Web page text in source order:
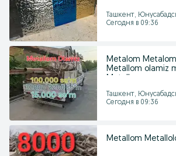
Ташкент,
Сегодня в 09:36
Metalom
Metallom olamiz
Ташкент,
Сегодня в 09:36
Metallom